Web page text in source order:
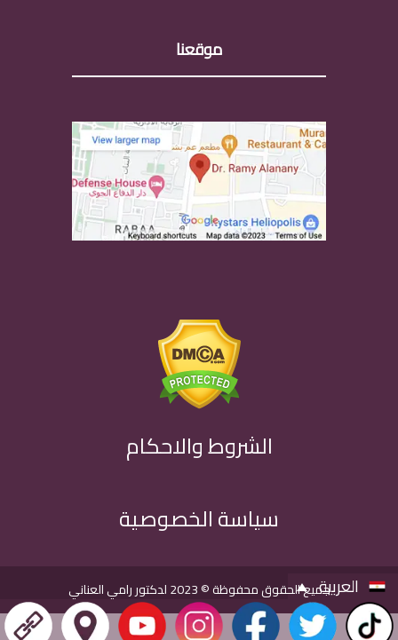
موقعنا
الشروط والاحكام
سياسة الخصوصية
العربيةجميع الحقوق محفوظة © 2023 لدكتور رامي العناني